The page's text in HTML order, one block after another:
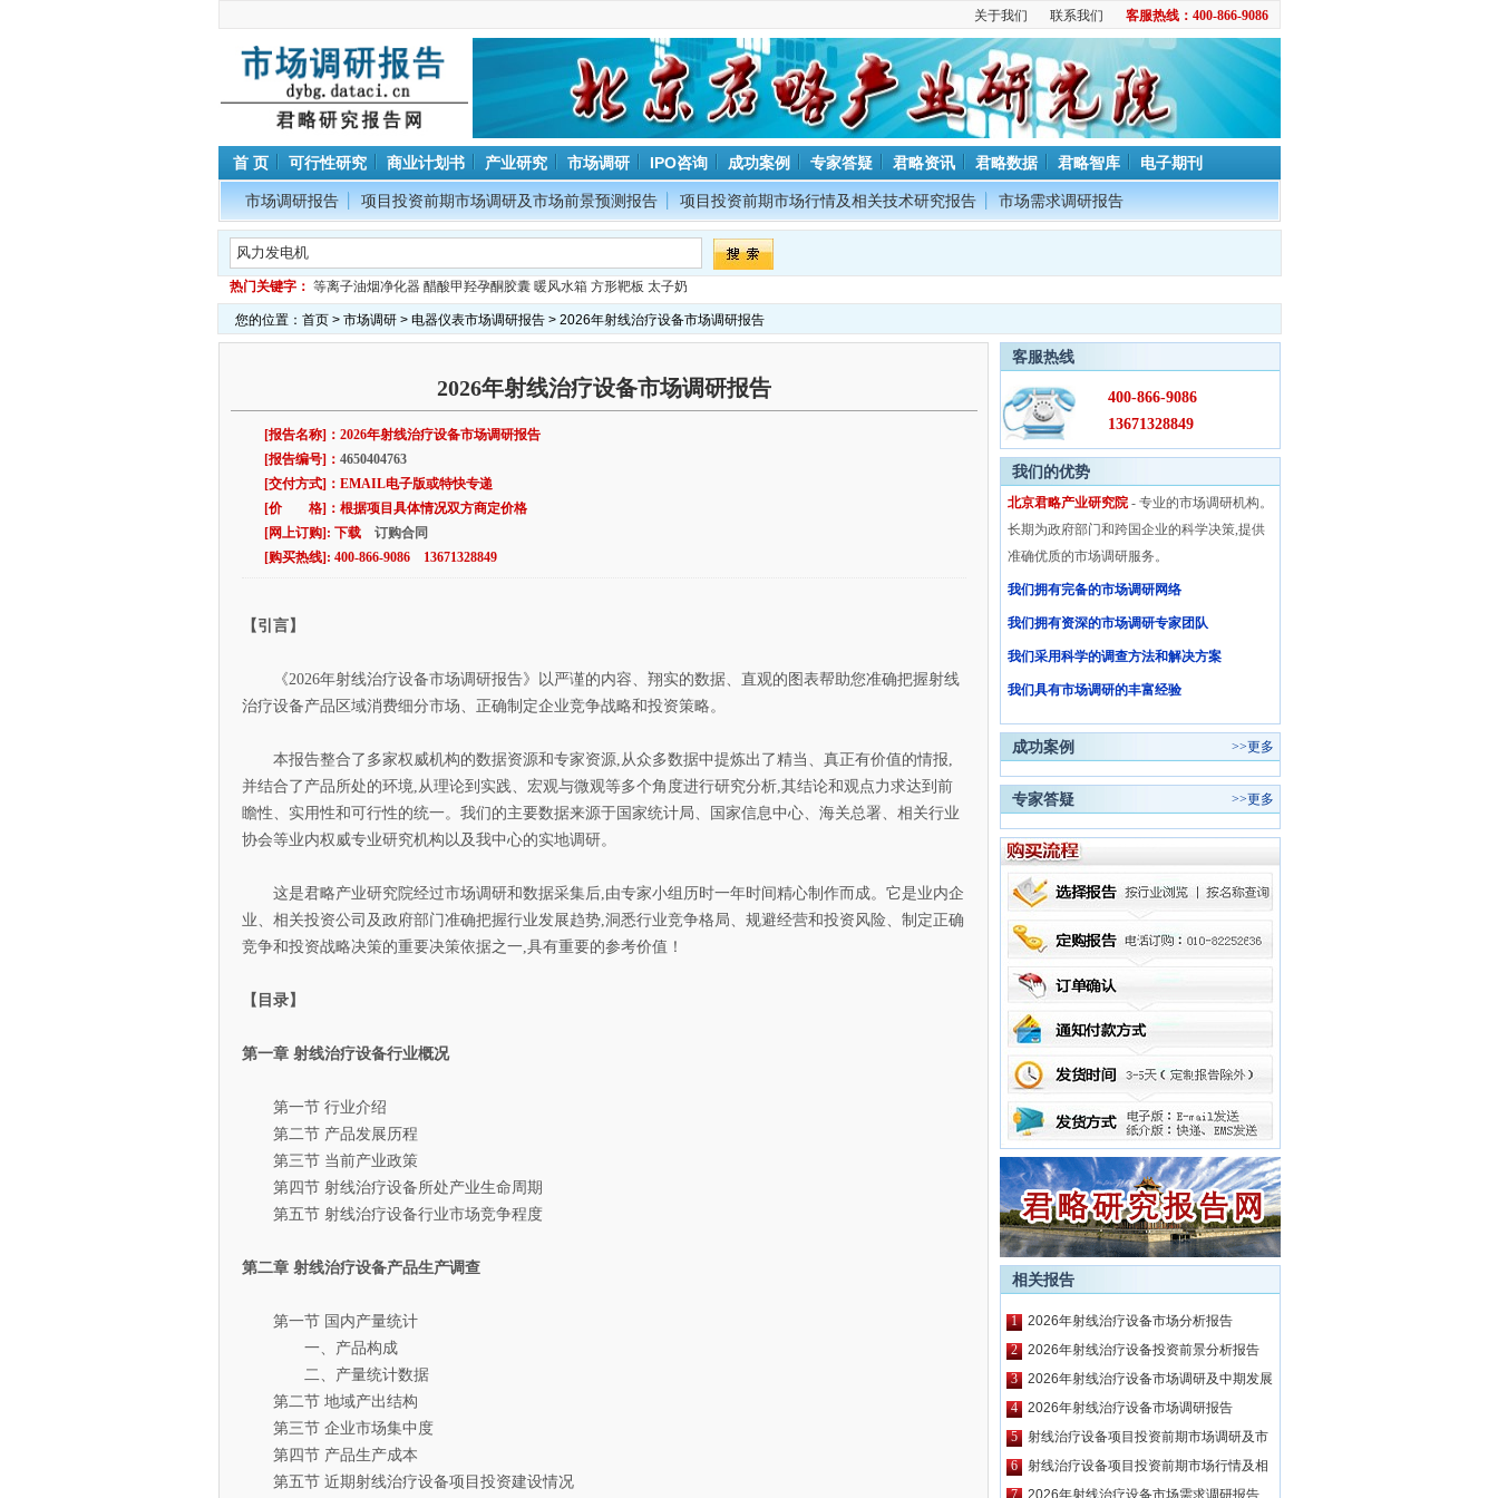
客服热线：400-866-9086
联系我们
关于我们
首 页 可行性研究 商业计划书 产业研究 市场调研 IPO咨询 成功案例 专家答疑 君略资讯 君略数据 君略智库 电子期刊
市场调研报告 项目投资前期市场调研及市场前景预测报告 项目投资前期市场行情及相关技术研究报告 市场需求调研报告
热门关键字： 等离子油烟净化器 醋酸甲羟孕酮胶囊 暖风水箱 方形靶板 太子奶
您的位置： 首页> 市场调研> 电器仪表市场调研报告> 2026年射线治疗设备市场调研报告
2026年射线治疗设备市场调研报告
[报告名称]：2026年射线治疗设备市场调研报告
[报告编号]： 4650404763
[交付方式]：EMAIL电子版或特快专递
[价 格]：根据项目具体情况双方商定价格
[网上订购]: 下载 订购合同
[购买热线]: 400-866-9086 13671328849
【引言】
《2026年射线治疗设备市场调研报告》以严谨的内容、翔实的数据、直观的图表帮助您准确把握射线
治疗设备产品区域消费细分市场、正确制定企业竞争战略和投资策略。
本报告整合了多家权威机构的数据资源和专家资源,从众多数据中提炼出了精当、真正有价值的情报,
并结合了产品所处的环境,从理论到实践、宏观与微观等多个角度进行研究分析,其结论和观点力求达到前
瞻性、实用性和可行性的统一。我们的主要数据来源于国家统计局、国家信息中心、海关总署、相关行业
协会等业内权威专业研究机构以及我中心的实地调研。
这是君略产业研究院经过市场调研和数据采集后,由专家小组历时一年时间精心制作而成。它是业内企
业、相关投资公司及政府部门准确把握行业发展趋势,洞悉行业竞争格局、规避经营和投资风险、制定正确
竞争和投资战略决策的重要决策依据之一,具有重要的参考价值！
【目录】
第一章 射线治疗设备行业概况
第一节 行业介绍
第二节 产品发展历程
第三节 当前产业政策
第四节 射线治疗设备所处产业生命周期
第五节 射线治疗设备行业市场竞争程度
第二章 射线治疗设备产品生产调查
第一节 国内产量统计
一、产品构成
二、产量统计数据
第二节 地域产出结构
第三节 企业市场集中度
第四节 产品生产成本
第五节 近期射线治疗设备项目投资建设情况
客服热线
400-866-9086
13671328849
我们的优势
北京君略产业研究院- 专业的市场调研机构。
长期为政府部门和跨国企业的科学决策,提供
准确优质的市场调研服务。
我们拥有完备的市场调研网络
我们拥有资深的市场调研专家团队
我们采用科学的调查方法和解决方案
我们具有市场调研的丰富经验
成功案例 >>更多
专家答疑 >>更多
相关报告
1
2026年射线治疗设备市场分析报告
2
2026年射线治疗设备投资前景分析报告
3
2026年射线治疗设备市场调研及中期发展
预测报告
4
2026年射线治疗设备市场调研报告
5
射线治疗设备项目投资前期市场调研及市
场前景预测报告
6
射线治疗设备项目投资前期市场行情及相
关技术调研报告
7 2026年射线治疗设备市场需求调研报告